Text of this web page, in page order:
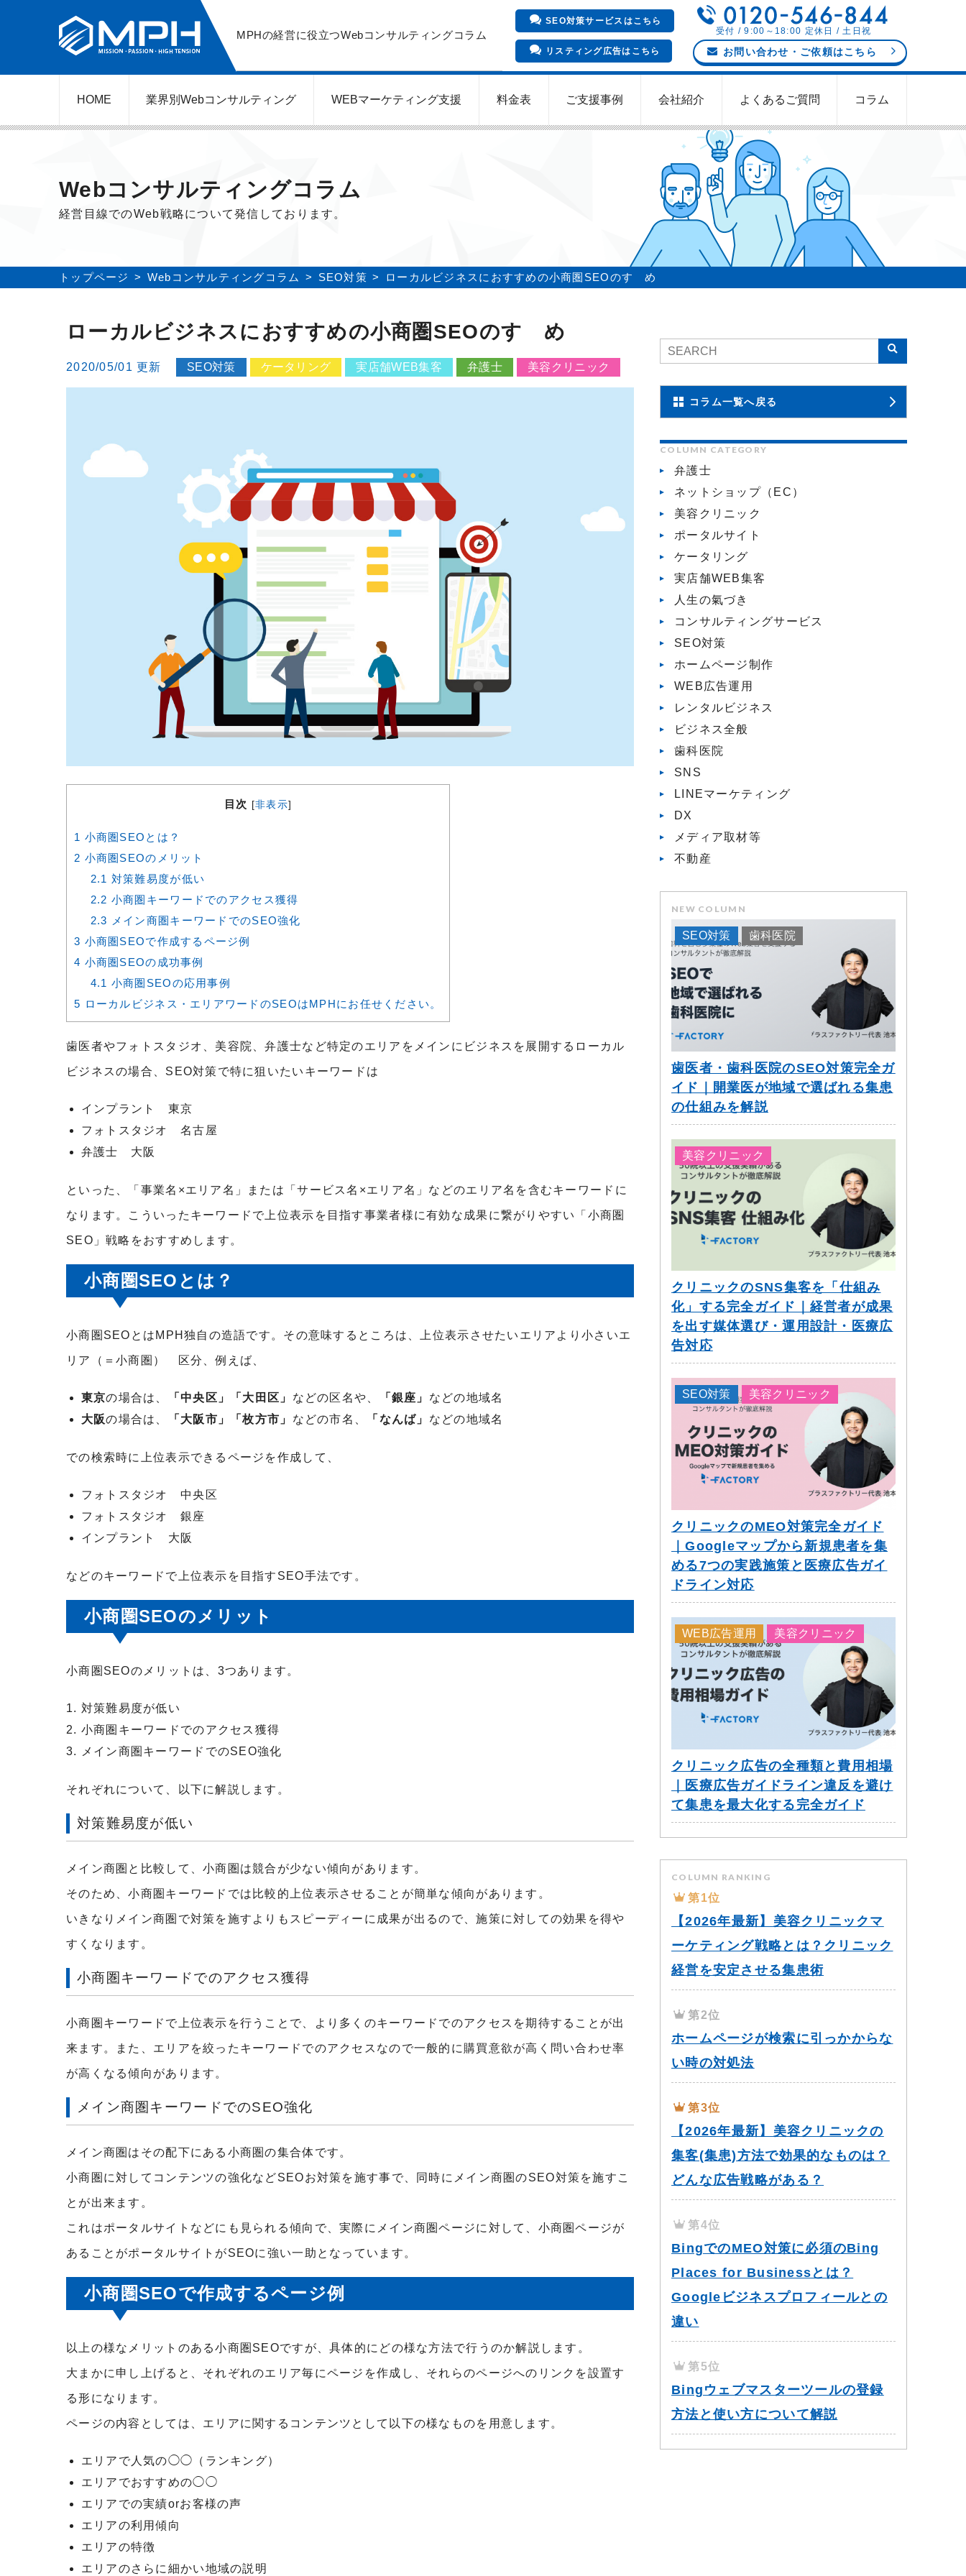
MPHの経営に役立つWebコンサルティングコラム
SEO対策サービスはこちら
リスティング広告はこちら
受付 / 9:00～18:00 定休日 / 土日祝
お問い合わせ ・ご依頼はこちら
HOME 業界別Webコンサルティング WEBマーケティング支援 料金表 ご支援事例 会社紹介 よくあるご質問 コラム
Webコンサルティングコラム
経営目線でのWeb戦略について発信しております。
トップページ Webコンサルティングコラム SEO対策 ローカルビジネスにおすすめの小商圏SEOのすゝめ
ローカルビジネスにおすすめの小商圏SEOのすゝめ
2020/05/01 更新 SEO対策 ケータリング 実店舗WEB集客 弁護士 美容クリニック
目次 [非表示]
1 小商圏SEOとは？
2 小商圏SEOのメリット
2.1 対策難易度が低い
2.2 小商圏キーワードでのアクセス獲得
2.3 メイン商圏キーワードでのSEO強化
3 小商圏SEOで作成するページ例
4 小商圏SEOの成功事例
4.1 小商圏SEOの応用事例
5 ローカルビジネス・エリアワードのSEOはMPHにお任せください。
歯医者やフォトスタジオ、美容院、弁護士など特定のエリアをメインにビジネスを展開するローカル
ビジネスの場合、 SEO対策で特に狙いたいキーワードは
インプラント 東京
フォトスタジオ 名古屋
弁護士 大阪
といった、「事業名 ×エリア名」または「サービス名 ×エリア名」などのエリア名を含むキーワードに
なります。こういったキーワードで上位表示を目指す事業者様に有効な成果に繋がりやすい「小商圏
SEO 」戦略をおすすめします。
小商圏SEO とは？
小商圏 SEO とは MPH独自の造語です。その意味するところは、上位表示させたいエリアより小さいエ
リア（＝小商圏） 区分、例えば、
東京の場合は、 「中央区」「大田区」 などの区名や、 「銀座」 などの地域名
大阪の場合は、 「大阪市」「枚方市」 などの市名、 「なんば」 などの地域名
での検索時に上位表示できるページを作成して、
フォトスタジオ 中央区
フォトスタジオ 銀座
インプラント 大阪
などのキーワードで上位表示を目指す SEO手法です。
小商圏SEOのメリット
小商圏 SEOのメリットは、 3つあります。
対策難易度が低い
小商圏キーワードでのアクセス獲得
メイン商圏キーワードでのSEO強化
それぞれについて、以下に解説します。
対策難易度が低い
メイン商圏と比較して、小商圏は競合が少ない傾向があります。
そのため、小商圏キーワードでは比較的上位表示させることが簡単な傾向があります。
いきなりメイン商圏で対策を施すよりもスピーディーに成果が出るので、施策に対しての効果を得や
すくなります。
小商圏キーワードでのアクセス獲得
小商圏キーワードで上位表示を行うことで、より多くのキーワードでのアクセスを期待することが出
来ます。また、エリアを絞ったキーワードでのアクセスなので一般的に購買意欲が高く問い合わせ率
が高くなる傾向があります。
メイン商圏キーワードでのSEO強化
メイン商圏はその配下にある小商圏の集合体です。
小商圏に対してコンテンツの強化などSEOお対策を施す事で、同時にメイン商圏のSEO対策を施すこ
とが出来ます。
これはポータルサイトなどにも見られる傾向で、実際にメイン商圏ページに対して、小商圏ページが
あることがポータルサイトがSEOに強い一助となっています。
小商圏SEOで作成するページ例
以上の様なメリットのある小商圏 SEOですが、具体的にどの様な方法で行うのか解説します。
大まかに申し上げると、それぞれのエリア毎にページを作成し、それらのページへのリンクを設置す
る形になります。
ページの内容としては、エリアに関するコンテンツとして以下の様なものを用意します。
エリアで人気の◯◯（ランキング）
エリアでおすすめの◯◯
エリアでの実績orお客様の声
エリアの利用傾向
エリアの特徴
エリアのさらに細かい地域の説明
コラム一覧へ戻る
COLUMN CATEGORY
弁護士
ネットショップ（EC）
美容クリニック
ポータルサイト
ケータリング
実店舗WEB集客
人生の氣づき
コンサルティングサービス
SEO対策
ホームページ制作
WEB広告運用
レンタルビジネス
ビジネス全般
歯科医院
SNS
LINEマーケティング
DX
メディア取材等
不動産
NEW COLUMN
SEO対策 歯科医院
歯医者・歯科医院のSEO対策完全ガ
イド｜開業医が地域で選ばれる集患
の仕組みを解説
美容クリニック
クリニックのSNS集客を「仕組み
化」する完全ガイド｜経営者が成果
を出す媒体選び・運用設計・医療広
告対応
SEO対策 美容クリニック
クリニックのMEO対策完全ガイド
｜Googleマップから新規患者を集
める7つの実践施策と医療広告ガイ
ドライン対応
WEB広告運用 美容クリニック
クリニック広告の全種類と費用相場
｜医療広告ガイドライン違反を避け
て集患を最大化する完全ガイド
COLUMN RANKING
第1位
【2026年最新】美容クリニックマ
ーケティング戦略とは？クリニック
経営を安定させる集患術
第2位
ホームページが検索に引っかからな
い時の対処法
第3位
【2026年最新】美容クリニックの
集客(集患)方法で効果的なものは？
どんな広告戦略がある？
第4位
BingでのMEO対策に必須のBing
Places for Businessとは？
Googleビジネスプロフィールとの
違い
第5位
Bingウェブマスターツールの登録
方法と使い方について解説